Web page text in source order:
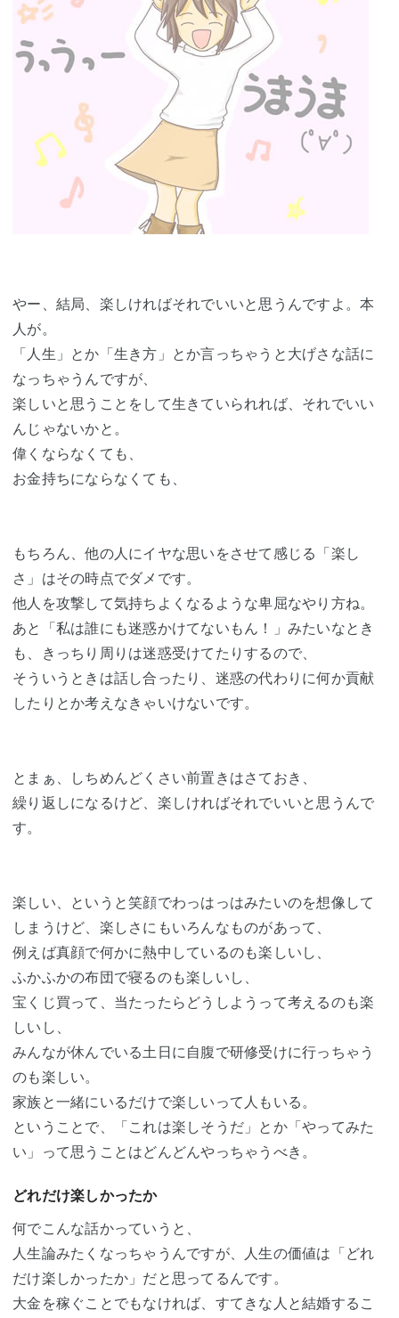
やー、結局、楽しければそれでいいと思うんですよ。本
人が。
「人生」とか「生き方」とか言っちゃうと大げさな話に
なっちゃうんですが、
楽しいと思うことをして生きていられれば、それでいい
んじゃないかと。
偉くならなくても、
お金持ちにならなくても、
もちろん、他の人にイヤな思いをさせて感じる「楽し
さ」はその時点でダメです。
他人を攻撃して気持ちよくなるような卑屈なやり方ね。
あと「私は誰にも迷惑かけてないもん！」みたいなとき
も、きっちり周りは迷惑受けてたりするので、
そういうときは話し合ったり、迷惑の代わりに何か貢献
したりとか考えなきゃいけないです。
とまぁ、しちめんどくさい前置きはさておき、
繰り返しになるけど、楽しければそれでいいと思うんで
す。
楽しい、というと笑顔でわっはっはみたいのを想像して
しまうけど、楽しさにもいろんなものがあって、
例えば真顔で何かに熱中しているのも楽しいし、
ふかふかの布団で寝るのも楽しいし、
宝くじ買って、当たったらどうしようって考えるのも楽
しいし、
みんなが休んでいる土日に自腹で研修受けに行っちゃう
のも楽しい。
家族と一緒にいるだけで楽しいって人もいる。
ということで、「これは楽しそうだ」とか「やってみた
い」って思うことはどんどんやっちゃうべき。
どれだけ楽しかったか
何でこんな話かっていうと、
人生論みたくなっちゃうんですが、人生の価値は「どれ
だけ楽しかったか」だと思ってるんです。
大金を稼ぐことでもなければ、すてきな人と結婚するこ